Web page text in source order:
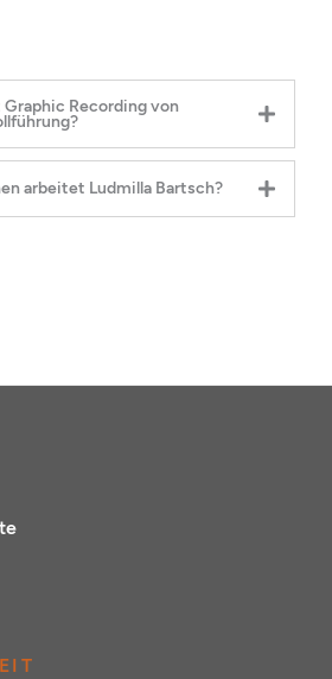
Recording von
arbeitet Ludmilla Bartsch?